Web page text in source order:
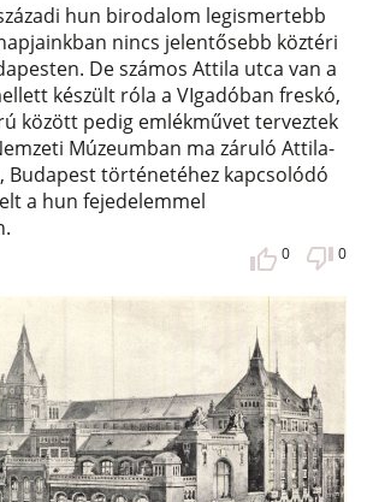
hun birodalom legismertebb
nincs jelentősebb köztéri
De számos Attila utca van a
készült róla a VIgadóban freskó,
között pedig emlékművet terveztek
Múzeumban ma záruló Attila-
Budapest történetéhez kapcsolódó
a hun fejedelemmel
0 0